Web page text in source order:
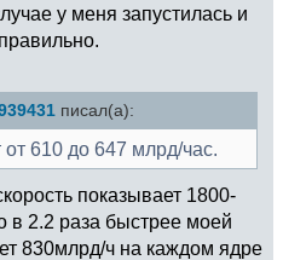
у меня запустилась и
писал(а):
610 до 647 млрд/час.
показывает 1800-
в 2.2 раза быстрее моей
830млрд/ч на каждом ядре